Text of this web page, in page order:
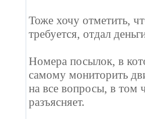
Тоже хочу отметить,
требуется, отдал
Номера посылок, в
самому мониторить
на все вопросы, в том
разъясняет.